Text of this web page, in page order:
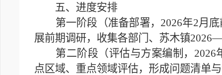
五、进度安排
第一阶段（准备部署，2026年2月底
展前期调研，收集各部门、苏木镇
第二阶段（评估与方案编制，2026
点区域、重点领域评估，形成问题清单